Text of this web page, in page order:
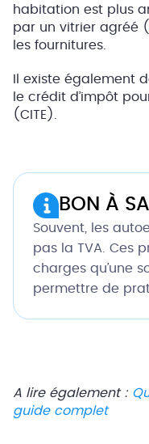
habitation est plus
par un vitrier agréé (
les fournitures.
Il existe également
le crédit d’impôt
(CITE).
BON À
Souvent, les
pas la TVA. Ces
charges qu’une
permettre de
A lire également :
guide complet